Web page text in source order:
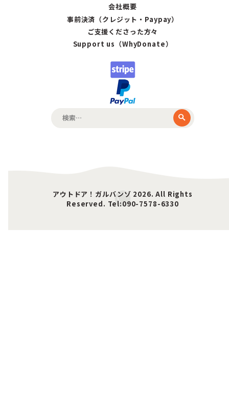
会社概要
事前決済（クレジット・Paypay）
ご支援くださった方々
Support us（WhyDonate）
アウトドア！ガルバンゾ 2026. All Rights
Reserved. Tel:090-7578-6330